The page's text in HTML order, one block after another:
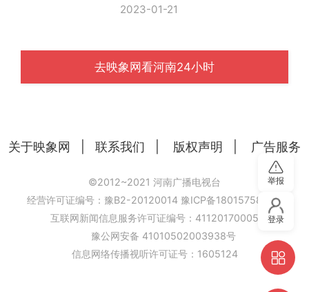
2023-01-21
去映象网看河南24小时
关于映象网 联系我们 版权声明 广告服务
©2012~2021 河南广播电视台
经营许可证编号：豫B2-20120014 豫ICP备18015758号-6
互联网新闻信息服务许可证编号：41120170005
豫公网安备 41010502003938号
信息网络传播视听许可证号：1605124
举报
登录